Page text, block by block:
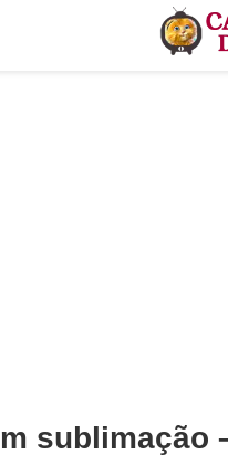
sublimação